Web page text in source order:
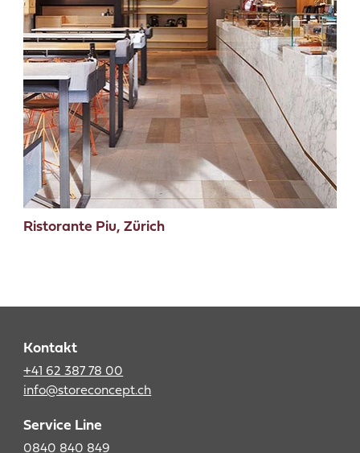
Ristorante Piu, Zürich
Kontakt
+41 62 387 78 00
info@storeconcept.ch
Service Line
0840 840 849